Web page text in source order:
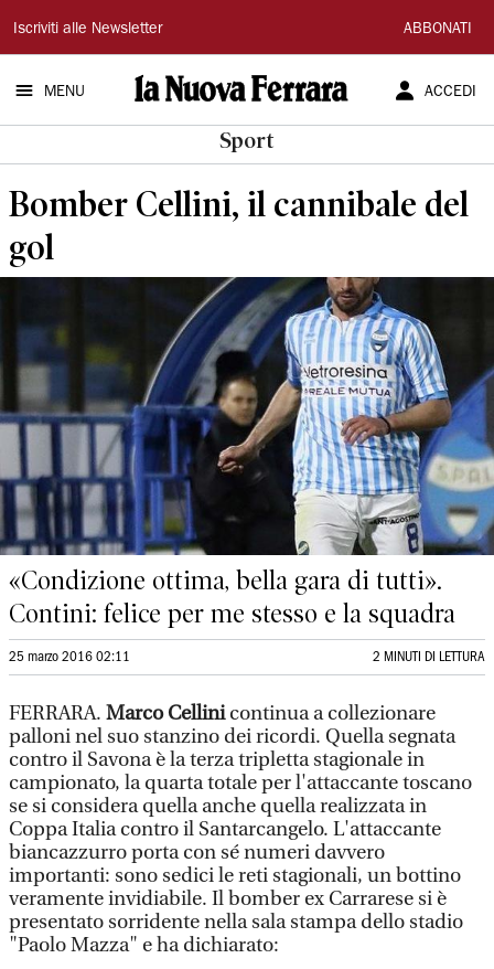
La
Nuova
Ferrara
Iscriviti alle Newsletter ABBONATI
MENU ACCEDI
Sport
Bomber Cellini, il cannibale del
gol
«Condizione ottima, bella gara di tutti».
Contini: felice per me stesso e la squadra
25 marzo 2016 02:11 2 MINUTI DI LETTURA
FERRARA. Marco Cellinicontinua a collezionare
palloni nel suo stanzino dei ricordi. Quella segnata
contro il Savona è la terza tripletta stagionale in
campionato, la quarta totale per l'attaccante toscano
se si considera quella anche quella realizzata in
Coppa Italia contro il Santarcangelo. L'attaccante
biancazzurro porta con sé numeri davvero
importanti: sono sedici le reti stagionali, un bottino
veramente invidiabile. Il bomber ex Carrarese si è
presentato sorridente nella sala stampa dello stadio
"Paolo Mazza" e ha dichiarato: